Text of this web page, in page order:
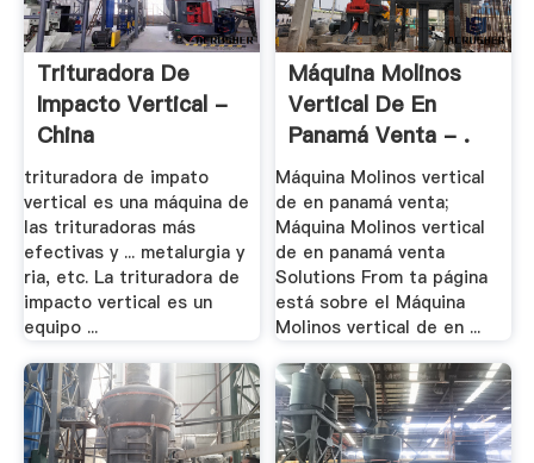
Trituradora De
Impacto Vertical -
China
trituradora de impato
vertical es una máquina de
las trituradoras más
efectivas y ... metalurgia y
ria, etc. La trituradora de
impacto vertical es un
equipo ...
Máquina Molinos
Vertical De En
Panamá Venta - .
Máquina Molinos vertical
de en panamá venta;
Máquina Molinos vertical
de en panamá venta
Solutions From ta página
está sobre el Máquina
Molinos vertical de en ...